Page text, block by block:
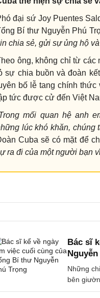
đại sứ Joy Puentes
Bí thư Nguyễn Phú
chia sẻ, gửi sự ủng hộ
ông, không chỉ từ các
sự chia buồn và đoàn
bố lễ tang chính thức
tức được cử đến Việt
mối quan hệ anh
lúc khó khăn, chúng
Cuba sẽ có mặt để
ra đi của một người bạn
Bác sĩ
Những
bên